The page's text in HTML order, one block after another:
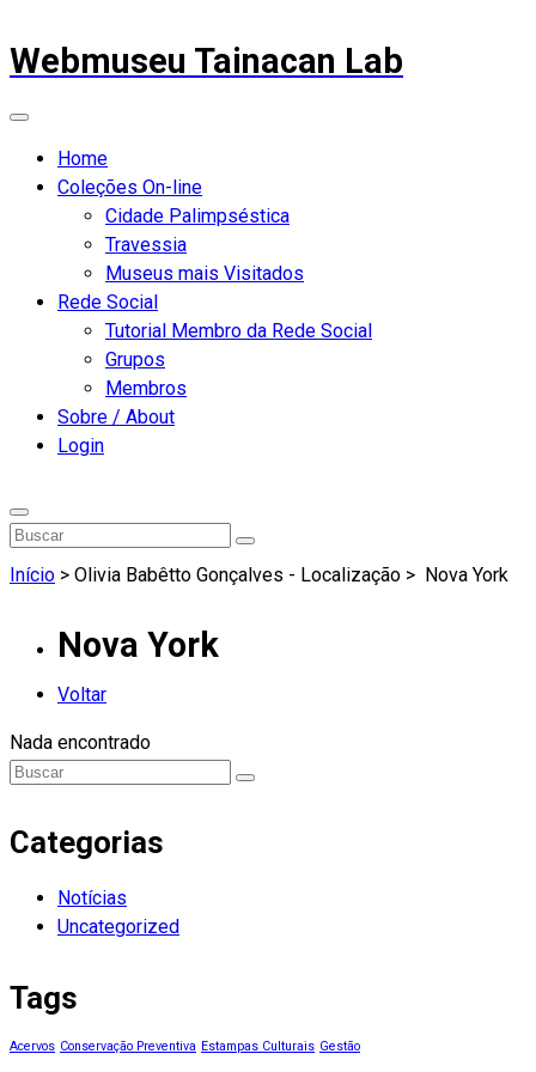
Webmuseu Tainacan Lab
Home
Coleções On-line
Cidade Palimpséstica
Travessia
Museus mais Visitados
Rede Social
Tutorial Membro da Rede Social
Grupos
Membros
Sobre / About
Login
Início > Olivia Babêtto Gonçalves - Localização > Nova York
Nova York
Voltar
Nada encontrado
Categorias
Notícias
Uncategorized
Tags
Acervos Conservação Preventiva Estampas Culturais Gestão